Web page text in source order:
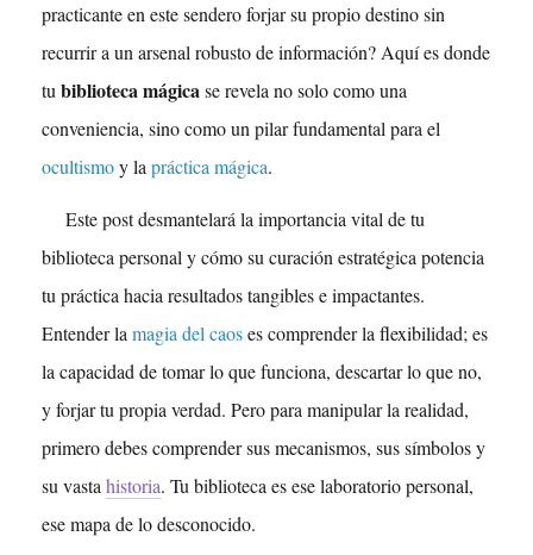
practicante en este sendero forjar su propio destino sin
recurrir a un arsenal robusto de información? Aquí es donde
tu biblioteca mágicase revela no solo como una
conveniencia, sino como un pilar fundamental para el
ocultismoy la práctica mágica.
Este post desmantelará la importancia vital de tu
biblioteca personal y cómo su curación estratégica potencia
tu práctica hacia resultados tangibles e impactantes.
Entender la magia del caoses comprender la flexibilidad; es
la capacidad de tomar lo que funciona, descartar lo que no,
y forjar tu propia verdad. Pero para manipular la realidad,
primero debes comprender sus mecanismos, sus símbolos y
su vasta historia. Tu biblioteca es ese laboratorio personal,
ese mapa de lo desconocido.